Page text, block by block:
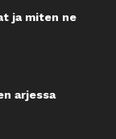
ja miten ne
arjessa